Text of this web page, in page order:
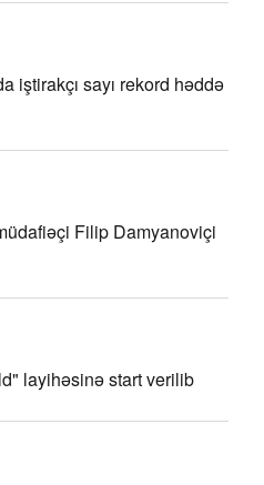
iştirakçı sayı rekord həddə
Filip Damyanoviçi
layihəsinə start verilib